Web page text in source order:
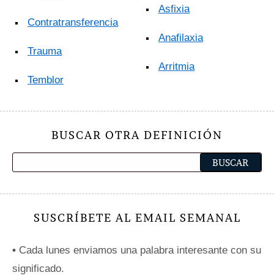
Contratransferencia
Trauma
Temblor
Asfixia
Anafilaxia
Arritmia
BUSCAR OTRA DEFINICIÓN
SUSCRÍBETE AL EMAIL SEMANAL
• Cada lunes enviamos una palabra interesante con su
significado.